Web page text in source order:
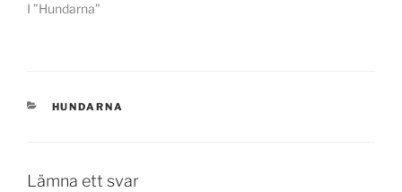
I ”Hundarna”
KATEGORIER
HUNDARNA
Lämna ett svar